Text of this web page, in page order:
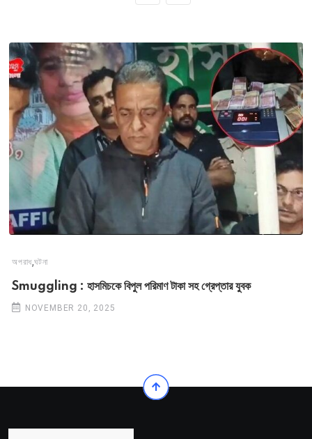
অপরাধ,ঘটনা
Smuggling : হাসমিচকে বিপুল পরিমাণ টাকা সহ গ্রেপ্তার যুবক
NOVEMBER 20, 2025